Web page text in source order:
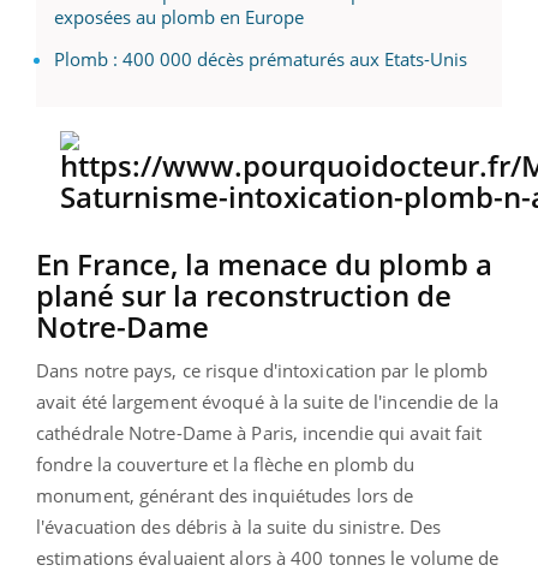
exposées au plomb en Europe
Plomb : 400 000 décès prématurés aux Etats-Unis
En France, la menace du plomb a
plané sur la reconstruction de
Notre-Dame
Dans notre pays, ce risque d'intoxication par le plomb
avait été largement évoqué à la suite de l'incendie de la
cathédrale Notre-Dame à Paris, incendie qui avait fait
fondre la couverture et la flèche en plomb du
monument, générant des inquiétudes lors de
l'évacuation des débris à la suite du sinistre. Des
estimations évaluaient alors à 400 tonnes le volume de